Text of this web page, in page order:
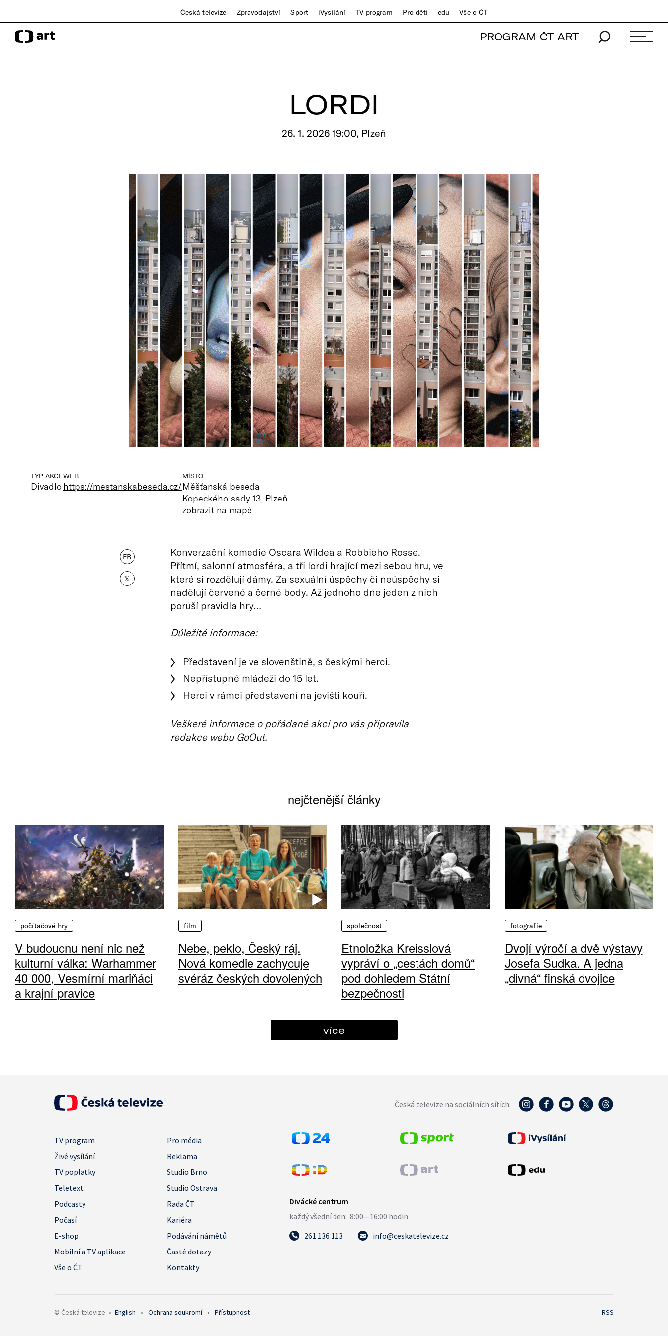
Česká televize Zpravodajství Sport iVysílání TV program Pro děti edu Vše o ČT
PROGRAM ČT ART
LORDI
26. 1. 2026 19:00, Plzeň
TYP AKCE
Divadlo
WEB
https://mestanskabeseda.cz/
MÍSTO
Měšťanská beseda
Kopeckého sady 13, Plzeň
zobrazit na mapě
FB
𝕏
Konverzační komedie Oscara Wildea a Robbieho Rosse.
Přítmí, salonní atmosféra, a tři lordi hrající mezi sebou hru, ve
které si rozdělují dámy. Za sexuální úspěchy či neúspěchy si
nadělují červené a černé body. Až jednoho dne jeden z nich
poruší pravidla hry…
Důležité informace:
Představení je ve slovenštině, s českými herci.
Nepřístupné mládeži do 15 let.
Herci v rámci představení na jevišti kouří.
Veškeré informace o pořádané akci pro vás připravila
redakce webu GoOut.
nejčtenější články
počítačové hry
V budoucnu není nic než
kulturní válka: Warhammer
40 000, Vesmírní mariňáci
a krajní pravice
film
Nebe, peklo, Český ráj.
Nová komedie zachycuje
svéráz českých dovolených
společnost
Etnoložka Kreisslová
vypráví o „cestách domů“
pod dohledem Státní
bezpečnosti
fotografie
Dvojí výročí a dvě výstavy
Josefa Sudka. A jedna
„divná“ finská dvojice
více
Česká televize na sociálních sítích:
TV program
Pro média
Živé vysílání
Reklama
TV poplatky
Studio Brno
Teletext
Studio Ostrava
Podcasty
Rada ČT
Počasí
Kariéra
E-shop
Podávání námětů
Mobilní a TV aplikace
Časté dotazy
Vše o ČT
Kontakty
261 136 113 info@ceskatelevize.cz
© Česká televize • English • Ochrana soukromí • Přístupnost RSS